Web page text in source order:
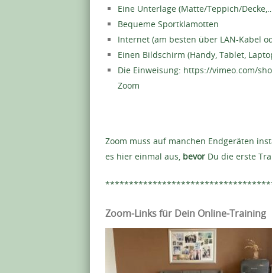
Eine Unterlage (Matte/Teppich/
Bequeme Sportklamotten
Internet (am besten über LAN-Kabel
Einen Bildschirm (Handy, Tablet,
Die Einweisung: https://vimeo.com/
Zoom
Zoom muss auf manchen Endgeräten
es hier einmal aus, bevor Du die erste
Zoom-Links für Dein Online-Training